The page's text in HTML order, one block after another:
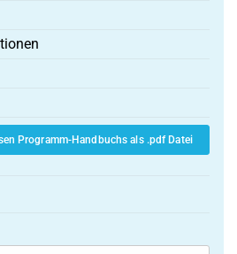
Programm-Handbuchs als .pdf Datei